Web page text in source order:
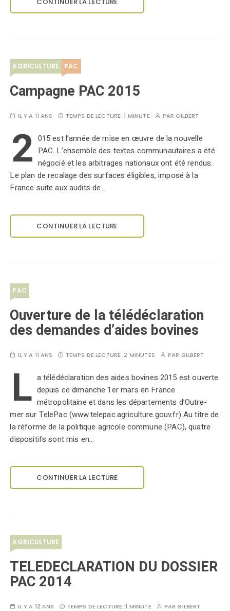
AGRICULTURE PAC
Campagne PAC 2015
IL Y A 11 ANS TEMPS DE LECTURE :1 MINUTE PARGILBERT
2 015 est l’année de mise en œuvre de la nouvelle
PAC. L’ensemble des textes communautaires a été
négocié et les arbitrages nationaux ont été rendus.
Le plan de recalage des surfaces éligibles, imposé à la
France suite aux audits de…
CONTINUER LA LECTURE
PAC
Ouverture de la télédéclaration
des demandes d’aides bovines
IL Y A 11 ANS TEMPS DE LECTURE :2 MINUTES PAR GILBERT
L a télédéclaration des aides bovines 2015 est ouverte
depuis ce dimanche 1er mars en France
métropolitaine et dans les départements d’Outre-
mer sur TelePac (www.telepac.agriculture.gouv.fr) Au titre de
la réforme de la politique agricole commune (PAC), quatre
dispositifs sont mis en…
CONTINUER LA LECTURE
AGRICULTURE
TELEDECLARATION DU DOSSIER
PAC 2014
IL Y A 12 ANS TEMPS DE LECTURE :1 MINUTE PARGILBERT